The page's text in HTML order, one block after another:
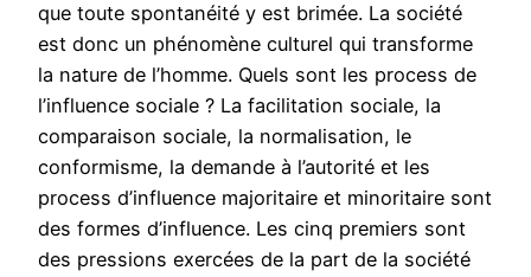
que toute spontanéité y est brimée. La société
est donc un phénomène culturel qui transforme
la nature de l’homme. Quels sont les process de
l’influence sociale ? La facilitation sociale, la
comparaison sociale, la normalisation, le
conformisme, la demande à l’autorité et les
process d’influence majoritaire et minoritaire sont
des formes d’influence. Les cinq premiers sont
des pressions exercées de la part de la société